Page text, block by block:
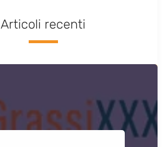
Articoli recenti